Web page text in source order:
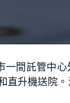
間託管中
直升機送院